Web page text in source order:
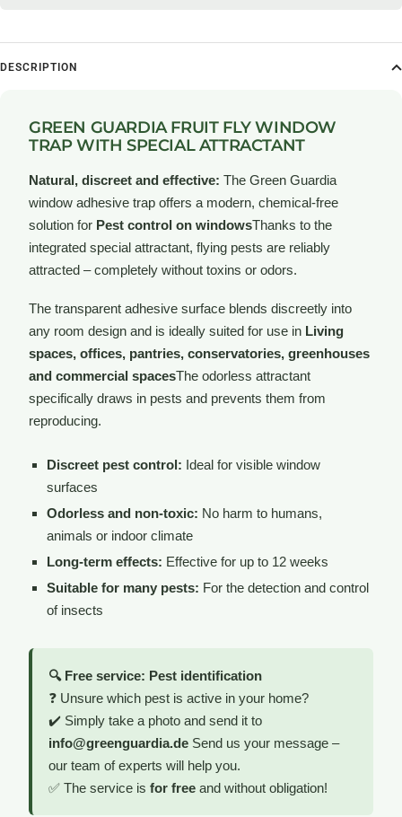
DESCRIPTION
GREEN GUARDIA FRUIT FLY WINDOW
TRAP WITH SPECIAL ATTRACTANT
Natural, discreet and effective: The Green Guardia
window adhesive trap offers a modern, chemical-free
solution for Pest control on windowsThanks to the
integrated special attractant, flying pests are reliably
attracted – completely without toxins or odors.
The transparent adhesive surface blends discreetly into
any room design and is ideally suited for use in Living
spaces, offices, pantries, conservatories, greenhouses
and commercial spacesThe odorless attractant
specifically draws in pests and prevents them from
reproducing.
Discreet pest control: Ideal for visible window
surfaces
Odorless and non-toxic: No harm to humans,
animals or indoor climate
Long-term effects: Effective for up to 12 weeks
Suitable for many pests: For the detection and control
of insects
🔍 Free service: Pest identification
❓ Unsure which pest is active in your home?
✔️ Simply take a photo and send it to
info@greenguardia.de Send us your message –
our team of experts will help you.
✅ The service is for free and without obligation!